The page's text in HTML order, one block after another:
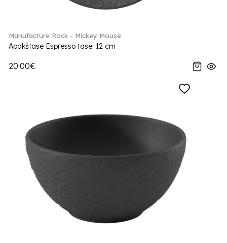
Manufacture Rock - Mickey Mouse
Apakštase Espresso tasei 12 cm
20.00€